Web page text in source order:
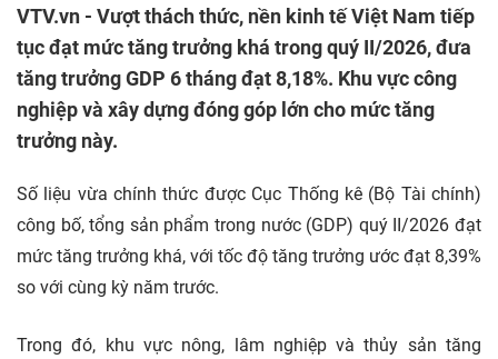
VTV.vn - Vượt thách thức, nền kinh tế Việt Nam tiếp
tục đạt mức tăng trưởng khá trong quý II/2026, đưa
tăng trưởng GDP 6 tháng đạt 8,18%. Khu vực công
nghiệp và xây dựng đóng góp lớn cho mức tăng
trưởng này.
Số liệu vừa chính thức được Cục Thống kê (Bộ Tài chính)
công bố, tổng sản phẩm trong nước (GDP) quý II/2026 đạt
mức tăng trưởng khá, với tốc độ tăng trưởng ước đạt 8,39%
so với cùng kỳ năm trước.
Trong đó, khu vực nông, lâm nghiệp và thủy sản tăng